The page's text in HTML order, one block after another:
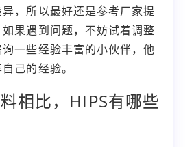
，所以最好还是参考厂家提
果遇到问题，不妨试着调整
一些经验丰富的小伙伴，他
己的经验。
相比，HIPS有哪些